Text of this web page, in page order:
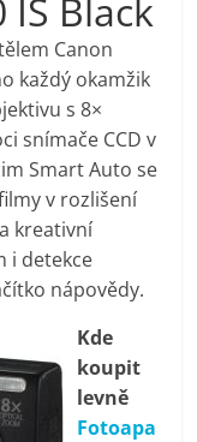
IS Black
Canon
každý okamžik
s 8×
snímače CCD v
Smart Auto se
v rozlišení
kreativní
i detekce
nápovědy.
Kde
koupit
levně
Fotoapa